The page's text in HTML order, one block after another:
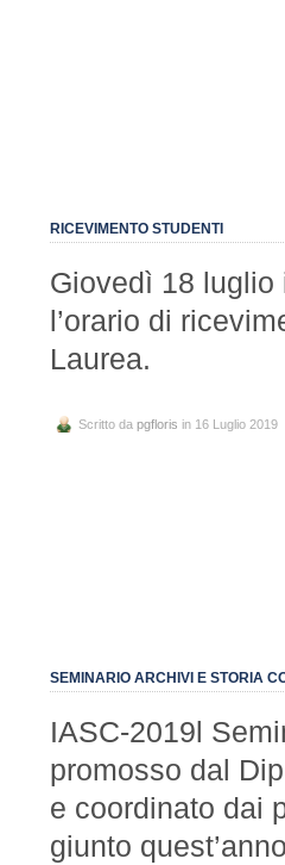
RICEVIMENTO STUDENTI
Giovedì 18 luglio
l’orario di
Laurea.
Scritto da pgfloris in 16 Luglio 2019
SEMINARIO ARCHIVI E STORIA
IASC-2019l
promosso dal
e coordinato dai
giunto